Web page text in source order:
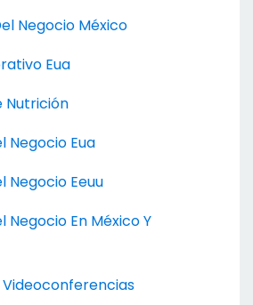
Negocio México
Eua
Nutrición
Negocio Eua
Negocio Eeuu
En México Y